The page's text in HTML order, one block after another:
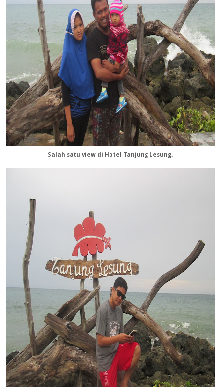
Salah satu view di Hotel Tanjung Lesung.